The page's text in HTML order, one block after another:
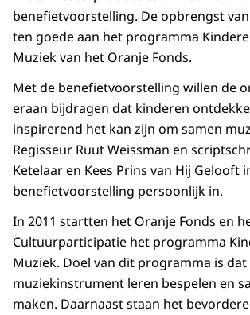
benefietvoorstelling. De opbrengst
ten goede aan het programma
Muziek van het Oranje Fonds.
Met de benefietvoorstelling willen de
eraan bijdragen dat kinderen
inspirerend het kan zijn om samen
Regisseur Ruut Weissman en
Ketelaar en Kees Prins van Hij Gelooft
benefietvoorstelling persoonlijk in.
In 2011 startten het Oranje Fonds en
Cultuurparticipatie het programma
Muziek. Doel van dit programma is
muziekinstrument leren bespelen en
maken. Daarnaast staan het